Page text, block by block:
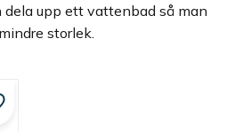
upp ett vattenbad så man
storlek.
till i favoriter